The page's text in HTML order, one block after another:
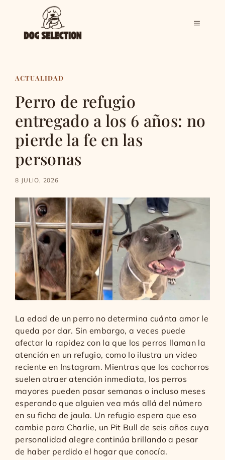
contenido
MENÚ
ACTUALIDAD
Perro de refugio
entregado a los 6 años: no
pierde la fe en las
personas
8 JULIO, 2026
La edad de un perro no determina cuánta amor le
queda por dar. Sin embargo, a veces puede
afectar la rapidez con la que los perros llaman la
atención en un refugio, como lo ilustra un video
reciente en Instagram. Mientras que los cachorros
suelen atraer atención inmediata, los perros
mayores pueden pasar semanas o incluso meses
esperando que alguien vea más allá del número
en su ficha de jaula. Un refugio espera que eso
cambie para Charlie, un Pit Bull de seis años cuya
personalidad alegre continúa brillando a pesar
de haber perdido el hogar que conocía.